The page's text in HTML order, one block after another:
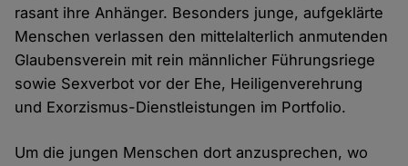
rasant ihre Anhänger. Besonders junge, aufgeklärte
Menschen verlassen den mittelalterlich anmutenden
Glaubensverein mit rein männlicher Führungsriege
sowie Sexverbot vor der Ehe, Heiligenverehrung
und Exorzismus-Dienstleistungen im Portfolio.
Um die jungen Menschen dort anzusprechen, wo